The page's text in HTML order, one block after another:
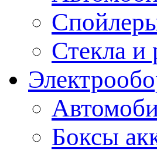
Стекла и
Боксы